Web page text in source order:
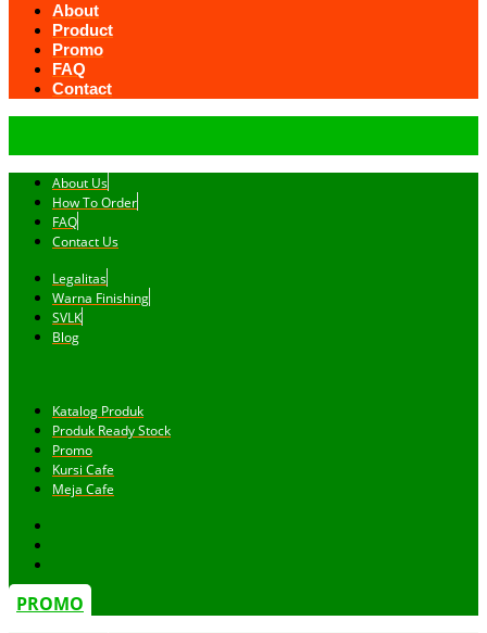
About
Product
Promo
FAQ
Contact
About Us
How To Order
FAQ
Contact Us
Legalitas
Warna Finishing
SVLK
Blog
Katalog Produk
Produk Ready Stock
Promo
Kursi Cafe
Meja Cafe
PROMO